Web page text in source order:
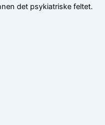
det psykiatriske feltet.